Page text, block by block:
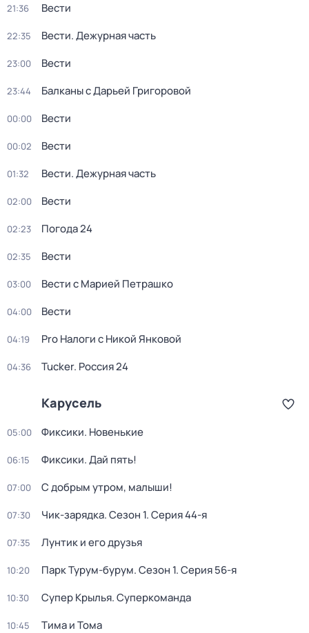
21:36 Вести
22:35 Вести. Дежурная часть
23:00 Вести
23:44 Балканы с Дарьей Григоровой
00:00 Вести
00:02 Вести
01:32 Вести. Дежурная часть
02:00 Вести
02:23 Погода 24
02:35 Вести
03:00 Вести с Марией Петрашко
04:00 Вести
04:19 Pro Налоги с Никой Янковой
04:36 Tucker. Россия 24
Карусель
05:00 Фиксики. Новенькие
06:15 Фиксики. Дай пять!
07:00 С добрым утром, малыши!
07:30 Чик-зарядка. Сезон 1. Серия 44-я
07:35 Лунтик и его друзья
10:20 Парк Турум-бурум. Сезон 1. Серия 56-я
10:30 Супер Крылья. Суперкоманда
10:45 Тима и Тома